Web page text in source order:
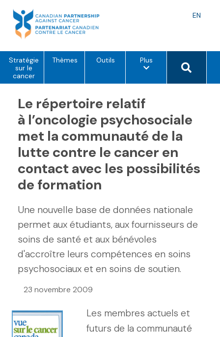
content
EN
Stratégie
sur le
cancer
Thèmes Outils Pluso
i
e
m
e
u
Search
Le répertoire relatif
à l’oncologie psychosociale
met la communauté de la
lutte contre le cancer en
contact avec les possibilités
de formation
Une nouvelle base de données nationale
permet aux étudiants, aux fournisseurs de
soins de santé et aux bénévoles
d'accroître leurs compétences en soins
psychosociaux et en soins de soutien.
23 novembre 2009
Les membres actuels et
futurs de la communauté